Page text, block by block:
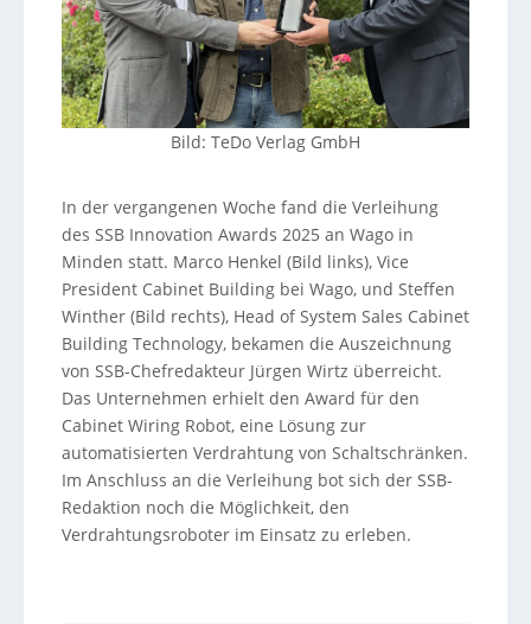
Bild: TeDo Verlag GmbH
In der vergangenen Woche fand die Verleihung
des SSB Innovation Awards 2025 an Wago in
Minden statt. Marco Henkel (Bild links), Vice
President Cabinet Building bei Wago, und Steffen
Winther (Bild rechts), Head of System Sales Cabinet
Building Technology, bekamen die Auszeichnung
von SSB-Chefredakteur Jürgen Wirtz überreicht.
Das Unternehmen erhielt den Award für den
Cabinet Wiring Robot, eine Lösung zur
automatisierten Verdrahtung von Schaltschränken.
Im Anschluss an die Verleihung bot sich der SSB-
Redaktion noch die Möglichkeit, den
Verdrahtungsroboter im Einsatz zu erleben.